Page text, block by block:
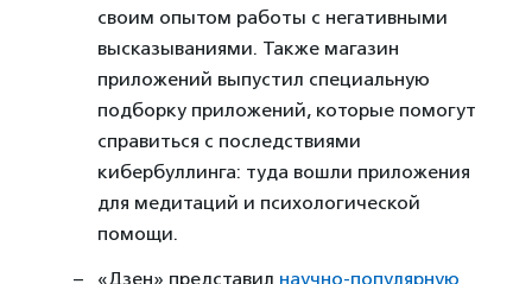
своим опытом работы с негативными
высказываниями. Также магазин
приложений выпустил специальную
подборку приложений, которые помогут
справиться с последствиями
кибербуллинга: туда вошли приложения
для медитаций и психологической
помощи.
«Дзен» представил научно-популярную